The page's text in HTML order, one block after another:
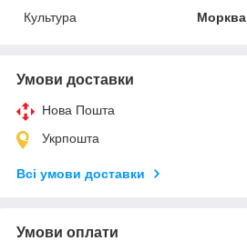
Культура
Морква
Умови доставки
Нова Пошта
Укрпошта
Всі умови доставки
Умови оплати